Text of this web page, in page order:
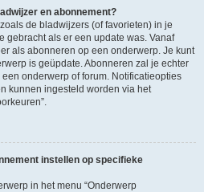
en abonnement?
de bladwijzers (of favorieten) in je
gebracht als er een update was. Vanaf
als abonneren op een onderwerp. Je kunt
is geüpdate. Abonneren zal je echter
onderwerp of forum. Notificatieopties
kunnen ingesteld worden via het
instellen op specifieke
in het menu “Onderwerp